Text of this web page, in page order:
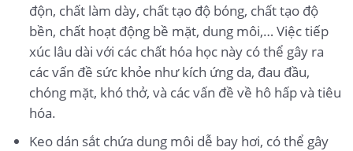
độn, chất làm dày, chất tạo độ bóng, chất tạo độ
bền, chất hoạt động bề mặt, dung môi,… Việc tiếp
xúc lâu dài với các chất hóa học này có thể gây ra
các vấn đề sức khỏe như kích ứng da, đau đầu,
chóng mặt, khó thở, và các vấn đề về hô hấp và tiêu
hóa.
Keo dán sắt chứa dung môi dễ bay hơi, có thể gây